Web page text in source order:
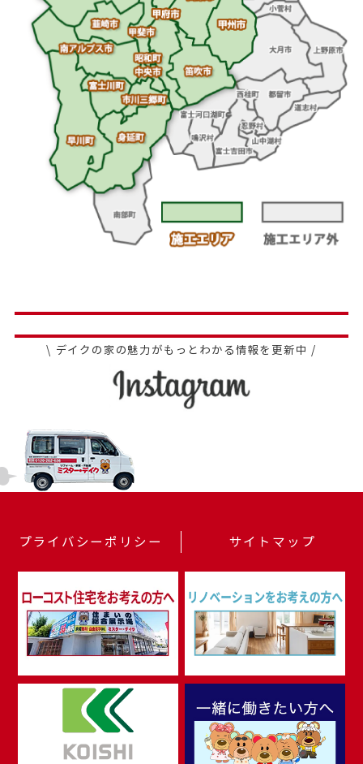
\ デイクの家の魅力がもっとわかる情報を更新中 /
プライバシーポリシー サイトマップ